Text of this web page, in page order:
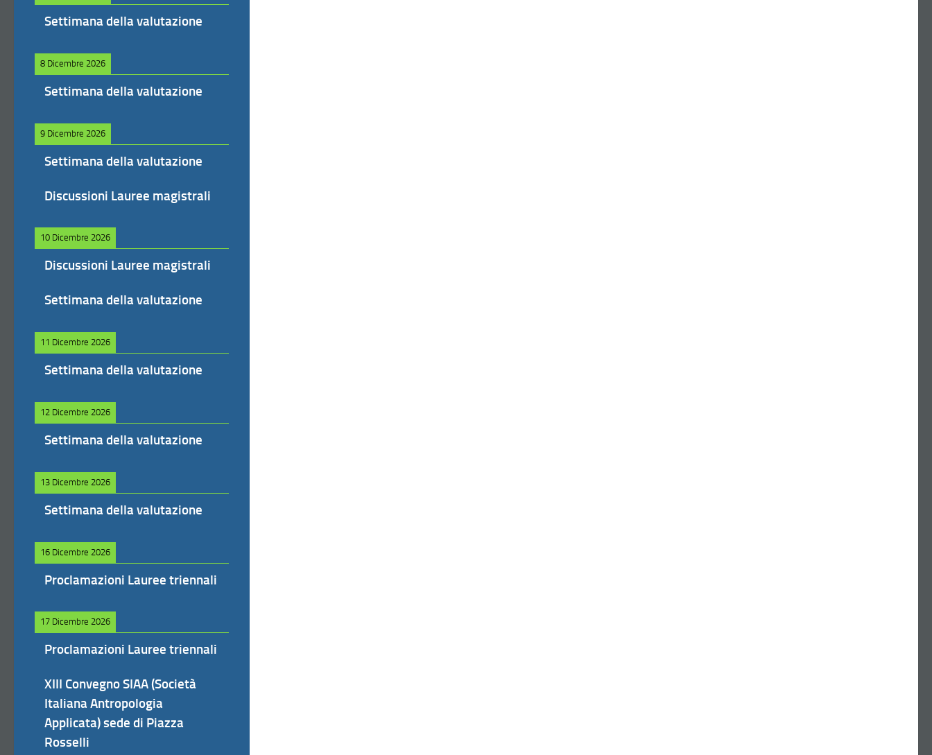
Settimana della valutazione
8 Dicembre 2026
Settimana della valutazione
9 Dicembre 2026
Settimana della valutazione
Discussioni Lauree magistrali
10 Dicembre 2026
Discussioni Lauree magistrali
Settimana della valutazione
11 Dicembre 2026
Settimana della valutazione
12 Dicembre 2026
Settimana della valutazione
13 Dicembre 2026
Settimana della valutazione
16 Dicembre 2026
Proclamazioni Lauree triennali
17 Dicembre 2026
Proclamazioni Lauree triennali
XIII Convegno SIAA (Società
Italiana Antropologia
Applicata) sede di Piazza
Rosselli